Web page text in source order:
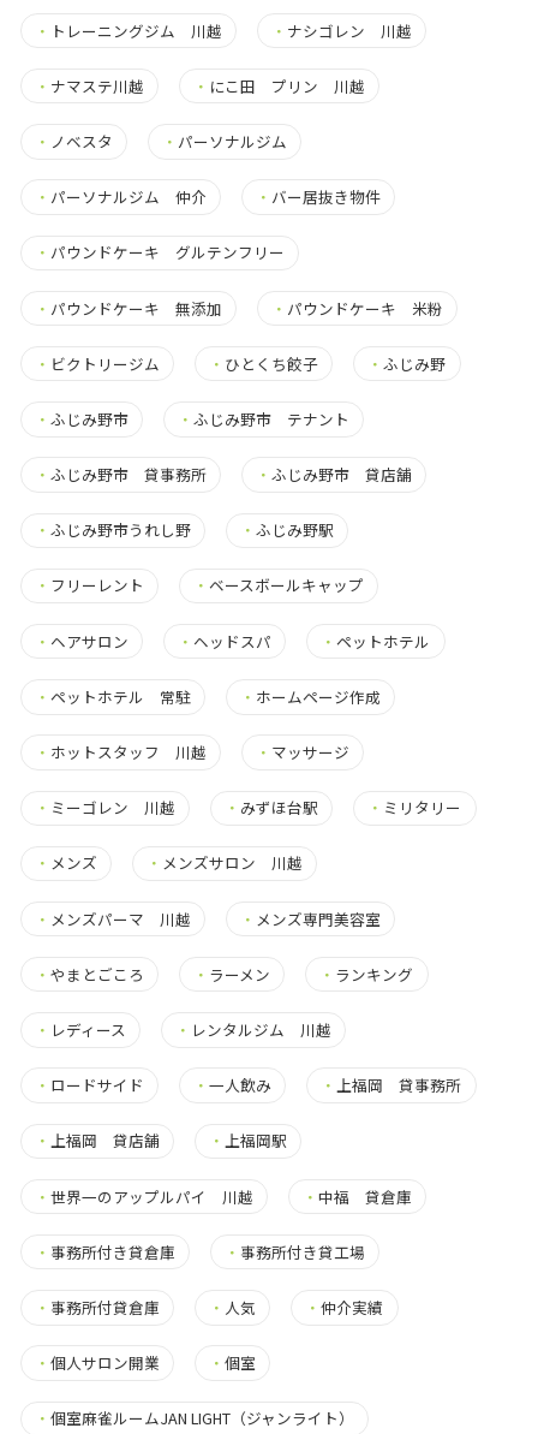
・ トレーニングジム 川越 ・ ナシゴレン 川越
・ ナマステ川越 ・ にこ田 プリン 川越
・ ノベスタ ・ パーソナルジム
・ パーソナルジム 仲介 ・ バー居抜き物件
・ パウンドケーキ グルテンフリー
・ パウンドケーキ 無添加 ・ パウンドケーキ 米粉
・ ビクトリージム ・ ひとくち餃子 ・ふじみ野
・ ふじみ野市 ・ふじみ野市 テナント
・ ふじみ野市 貸事務所 ・ふじみ野市 貸店舗
・ ふじみ野市うれし野 ・ふじみ野駅
・ フリーレント ・ ベースボールキャップ
・ ヘアサロン ・ ヘッドスパ ・ペットホテル
・ ペットホテル 常駐 ・ ホームページ作成
・ ホットスタッフ 川越 ・ マッサージ
・ ミーゴレン 川越 ・ みずほ台駅 ・ ミリタリー
・ メンズ ・ メンズサロン 川越
・ メンズパーマ 川越 ・ メンズ専門美容室
・ やまとごころ ・ ラーメン ・ ランキング
・ レディース ・ レンタルジム 川越
・ ロードサイド ・一人飲み ・上福岡 貸事務所
・ 上福岡 貸店舗 ・上福岡駅
・ 世界一のアップルパイ 川越 ・中福 貸倉庫
・ 事務所付き貸倉庫 ・ 事務所付き貸工場
・ 事務所付貸倉庫 ・ 人気 ・仲介実績
・ 個人サロン開業 ・個室
・ 個室麻雀ルームJAN LIGHT（ジャンライト）